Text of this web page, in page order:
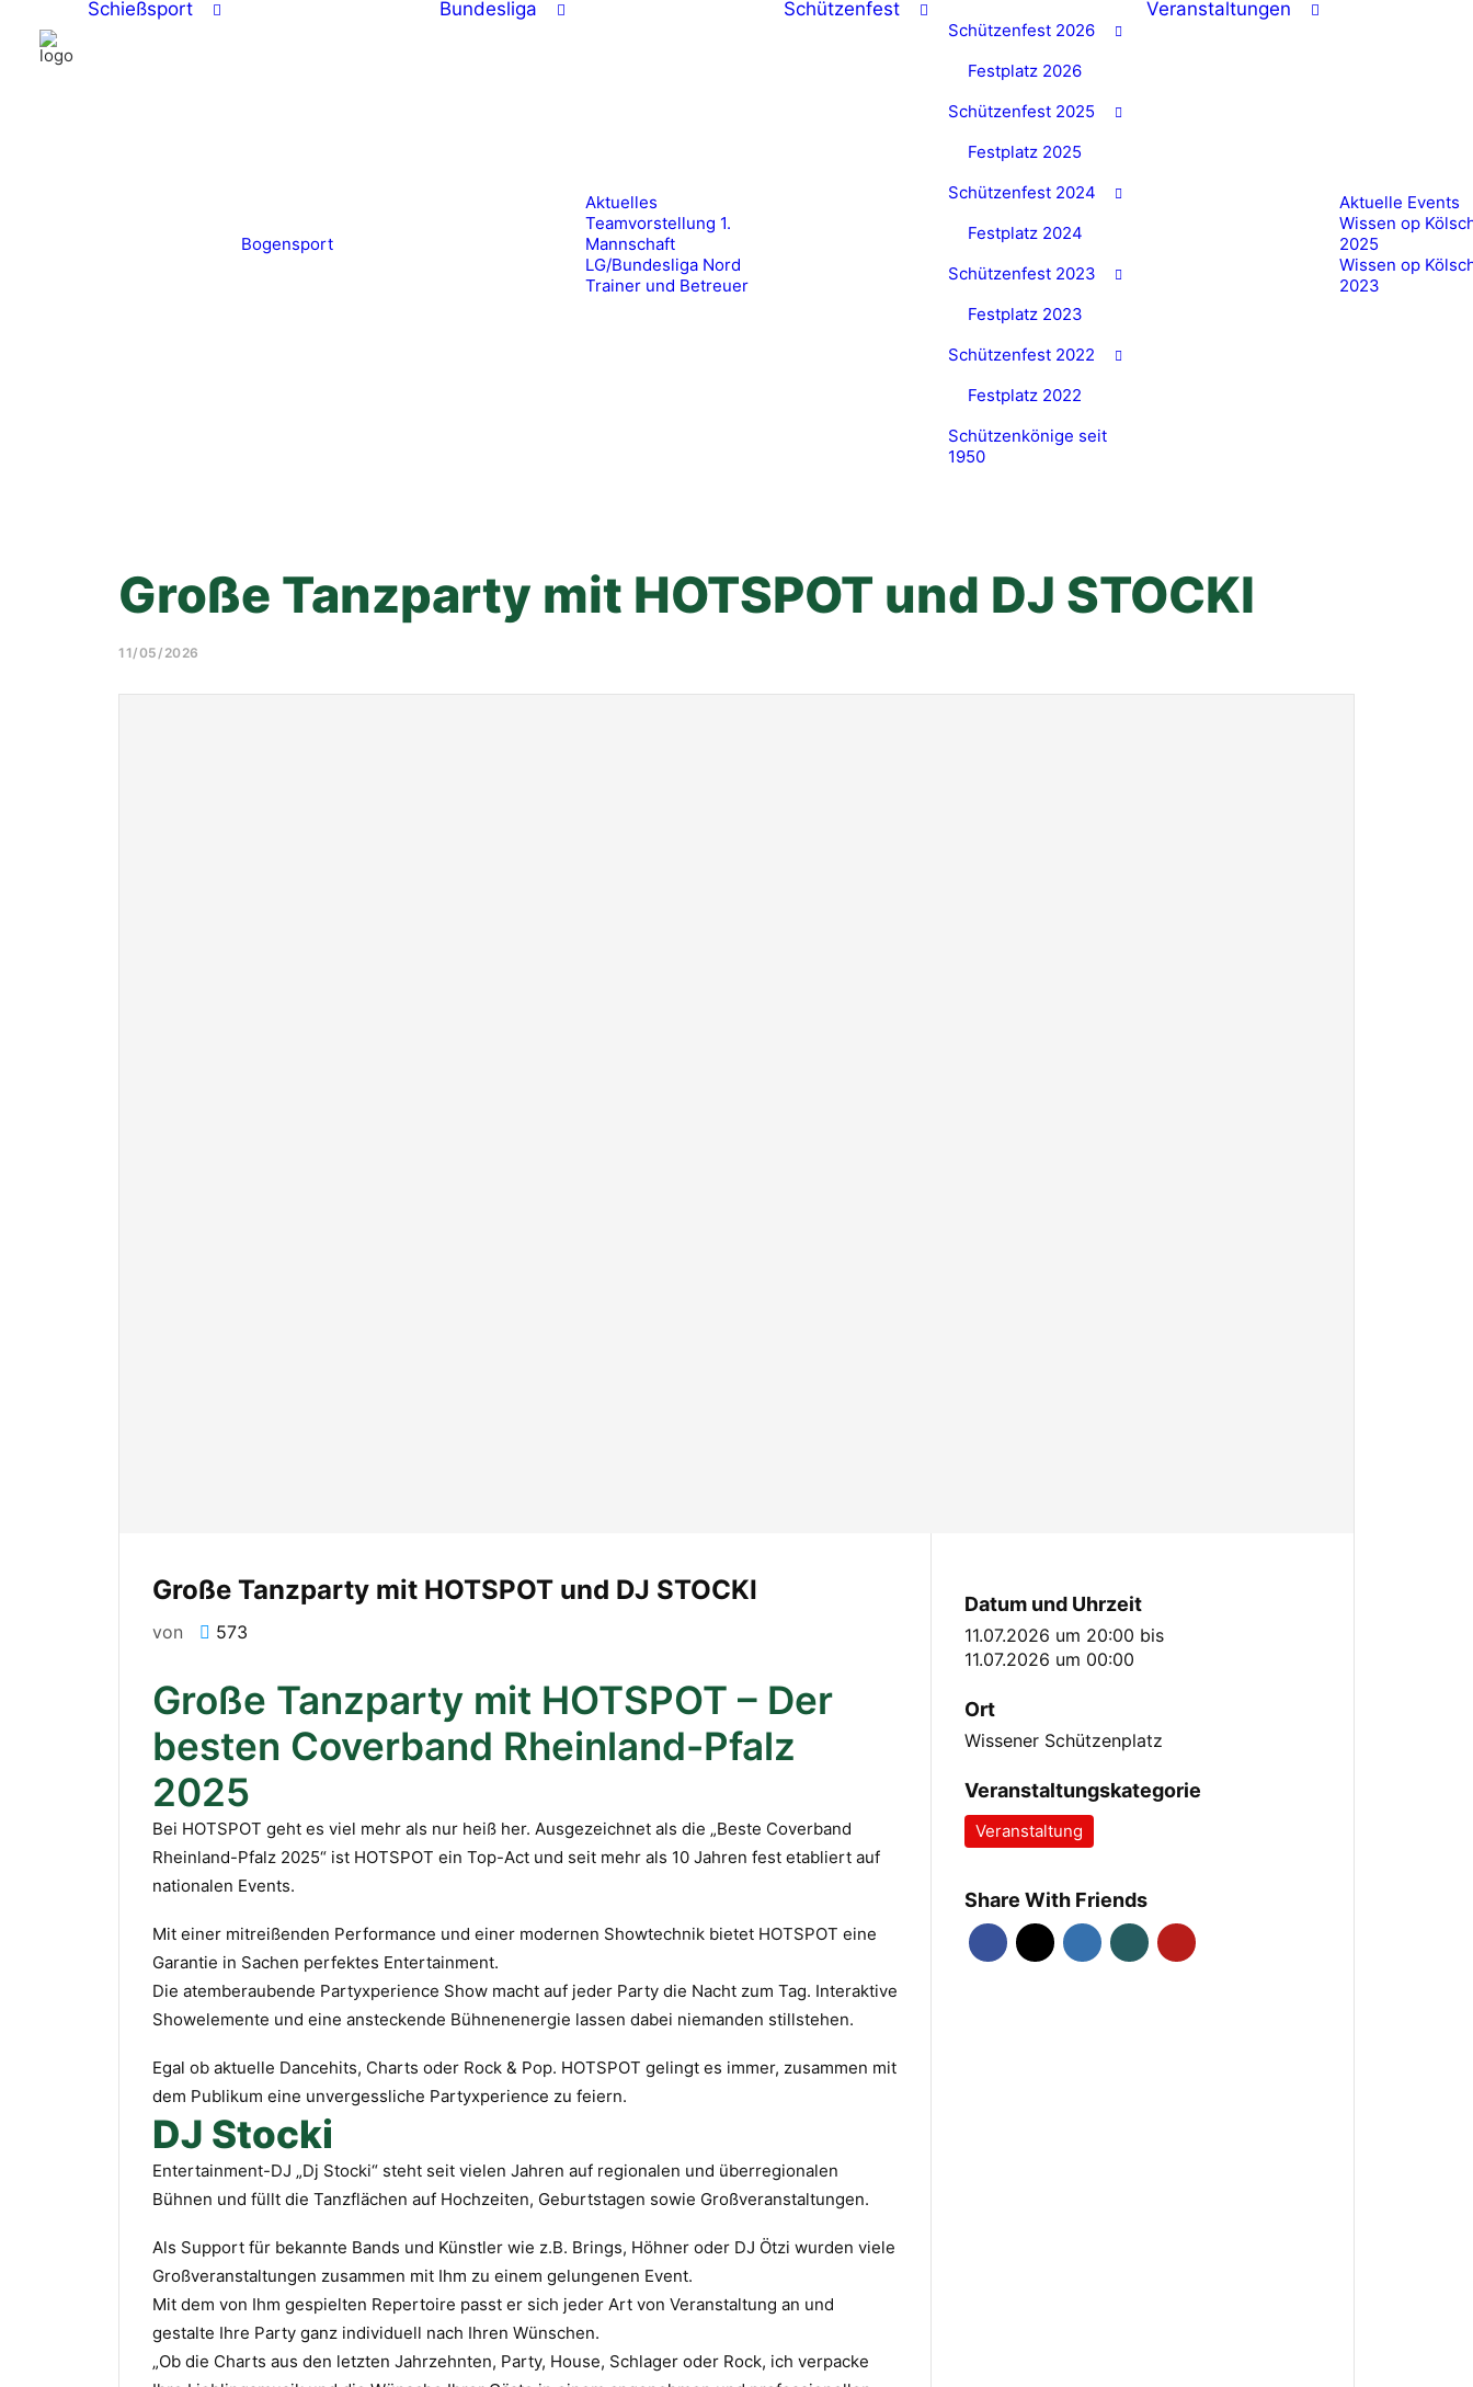
Schießsport
Bogensport
Bundesliga
Aktuelles
Teamvorstellung 1.
Mannschaft
LG/Bundesliga Nord
Trainer und Betreuer
Schützenfest
Schützenfest 2026
Festplatz 2026
Schützenfest 2025
Festplatz 2025
Schützenfest 2024
Festplatz 2024
Schützenfest 2023
Festplatz 2023
Schützenfest 2022
Festplatz 2022
Schützenkönige seit
1950
Veranstaltungen
Aktuelle Events
Wissen op
2025
Wissen op
2023
Große Tanzparty mit HOTSPOT und DJ STOCKI
11/05/2026
Große Tanzparty mit HOTSPOT und DJ STOCKI
von 573
Große Tanzparty mit HOTSPOT – Der
besten Coverband Rheinland-Pfalz
2025
Bei HOTSPOT geht es viel mehr als nur heiß her. Ausgezeichnet als die „Beste Coverband
Rheinland-Pfalz 2025“ ist HOTSPOT ein Top-Act und seit mehr als 10 Jahren fest etabliert auf
nationalen Events.
Mit einer mitreißenden Performance und einer modernen Showtechnik bietet HOTSPOT eine
Garantie in Sachen perfektes Entertainment.
Die atemberaubende Partyxperience Show macht auf jeder Party die Nacht zum Tag. Interaktive
Showelemente und eine ansteckende Bühnenenergie lassen dabei niemanden stillstehen.
Egal ob aktuelle Dancehits, Charts oder Rock & Pop. HOTSPOT gelingt es immer, zusammen mit
dem Publikum eine unvergessliche Partyxperience zu feiern.
DJ Stocki
Entertainment-DJ „Dj Stocki“ steht seit vielen Jahren auf regionalen und überregionalen
Bühnen und füllt die Tanzflächen auf Hochzeiten, Geburtstagen sowie Großveranstaltungen.
Als Support für bekannte Bands und Künstler wie z.B. Brings, Höhner oder DJ Ötzi wurden viele
Großveranstaltungen zusammen mit Ihm zu einem gelungenen Event.
Mit dem von Ihm gespielten Repertoire passt er sich jeder Art von Veranstaltung an und
gestalte Ihre Party ganz individuell nach Ihren Wünschen.
„Ob die Charts aus den letzten Jahrzehnten, Party, House, Schlager oder Rock, ich verpacke
Datum und Uhrzeit
11.07.2026 um 20:00 bis
11.07.2026 um 00:00
Ort
Wissener Schützenplatz
Veranstaltungskategorie
Veranstaltung
Share With Friends